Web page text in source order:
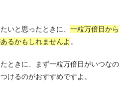
いと思ったときに、 一粒万倍日から
るかもしれませんよ 。
ときに、まず一粒万倍日がいつなの
けるのがおすすめですよ。